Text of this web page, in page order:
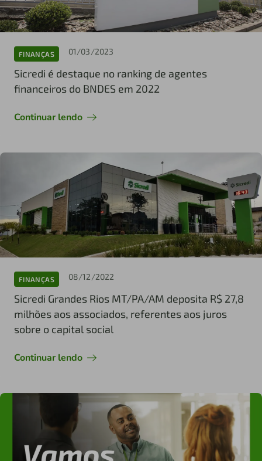
FINANÇAS 01/03/2023
Sicredi é destaque no ranking de agentes
financeiros do BNDES em 2022
Continuar lendo
FINANÇAS 08/12/2022
Sicredi Grandes Rios MT/PA/AM deposita R$ 27,8
milhões aos associados, referentes aos juros
sobre o capital social
Continuar lendo